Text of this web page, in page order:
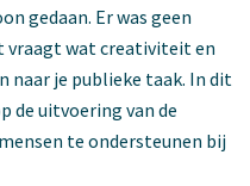
gedaan. Er was geen
vraagt wat creativiteit en
naar je publieke taak. In dit
de uitvoering van de
te ondersteunen bij